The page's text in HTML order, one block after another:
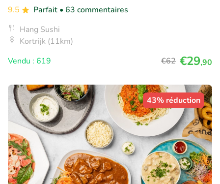
9.5
Parfait • 63 commentaires
Hang Sushi
Kortrijk (11km)
Vendu : 619
€62 €29,90
43% réduction